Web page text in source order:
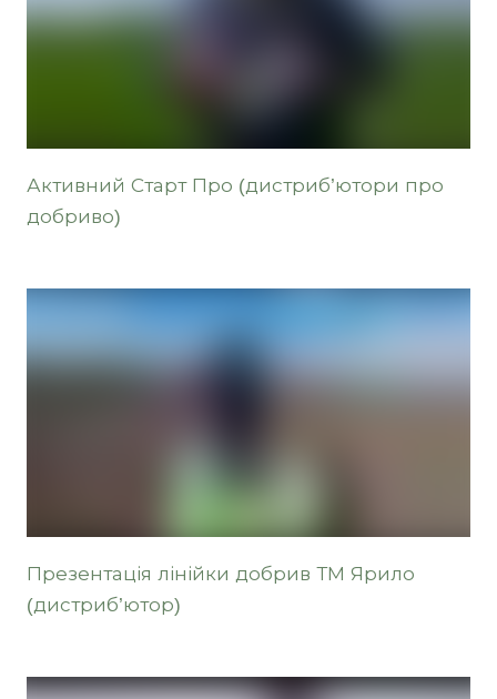
Активний Старт Про (дистриб’ютори про
добриво)
Презентація лінійки добрив ТМ Ярило
(дистриб’ютор)